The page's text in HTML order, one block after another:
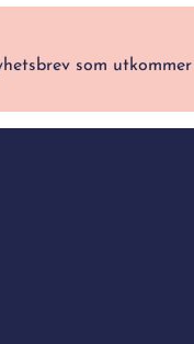
som